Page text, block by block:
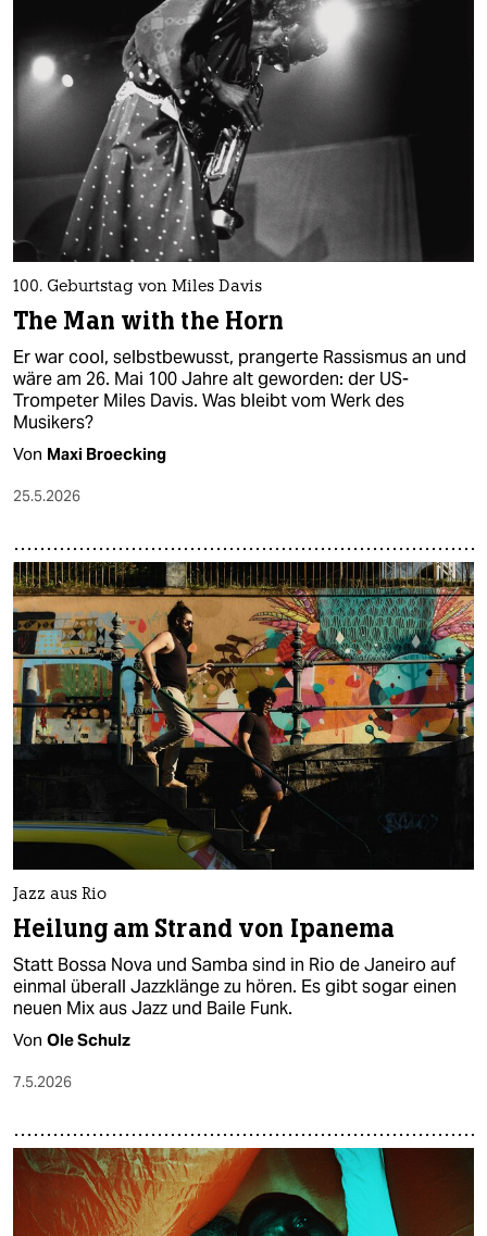
100. Geburtstag von Miles Davis
The Man with the Horn
Er war cool, selbstbewusst, prangerte Rassismus an und
wäre am 26. Mai 100 Jahre alt geworden: der US-
Trompeter Miles Davis. Was bleibt vom Werk des
Musikers?
Von Maxi Broecking
25.5.2026
Jazz aus Rio
Heilung am Strand von Ipanema
Statt Bossa Nova und Samba sind in Rio de Janeiro auf
einmal überall Jazzklänge zu hören. Es gibt sogar einen
neuen Mix aus Jazz und Baile Funk.
Von Ole Schulz
7.5.2026